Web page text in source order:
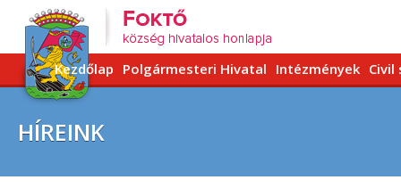
Kezdőlap Polgármesteri Hivatal Intézmények Civil
HÍREINK